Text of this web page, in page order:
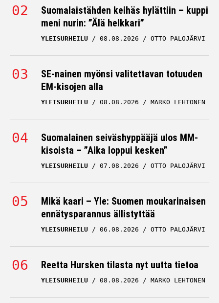
Suomalaistähden keihäs hylättiin – kuppi
meni nurin: ”Älä helkkari”
YLEISURHEILU 08.08.2026 OTTO PALOJÄRVI
SE-nainen myönsi valitettavan totuuden
EM-kisojen alla
YLEISURHEILU 08.08.2026 MARKO LEHTONEN
Suomalainen seiväshyppääjä ulos MM-
kisoista – ”Aika loppui kesken”
YLEISURHEILU 07.08.2026 OTTO PALOJÄRVI
Mikä kaari – Yle: Suomen moukarinaisen
ennätysparannus ällistyttää
YLEISURHEILU 06.08.2026 OTTO PALOJÄRVI
Reetta Hursken tilasta nyt uutta tietoa
YLEISURHEILU 08.08.2026 MARKO LEHTONEN